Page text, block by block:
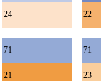
24 22
71
21
71
23